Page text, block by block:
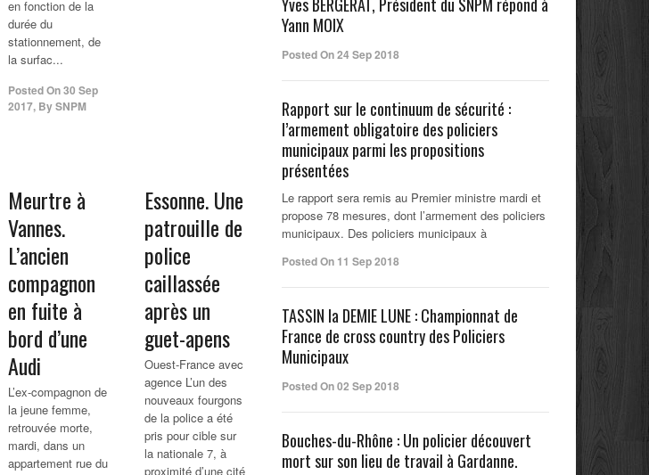
en fonction de la
durée du
stationnement, de
la surfac...
Posted On30 Sep
2017, BySNPM
Meurtre à
Vannes.
L’ancien
compagnon
en fuite à
bord d’une
Audi
L’ex-compagnon de
la jeune femme,
retrouvée morte,
mardi, dans un
appartement rue du
Essonne. Une
patrouille de
police
caillassée
après un
guet-apens
Ouest-France avec
agence L’un des
nouveaux fourgons
de la police a été
pris pour cible sur
la nationale 7, à
proximité d’une cité
Yann MOIX
Posted On 24 Sep 2018
Rapport sur le continuum de sécurité :
l’armement obligatoire des policiers
municipaux parmi les propositions
présentées
Le rapport sera remis au Premier ministre mardi et
propose 78 mesures, dont l’armement des policiers
municipaux. Des policiers municipaux à
Posted On 11 Sep 2018
TASSIN la DEMIE LUNE : Championnat de
France de cross country des Policiers
Municipaux
Posted On 02 Sep 2018
Bouches-du-Rhône : Un policier découvert
mort sur son lieu de travail à Gardanne.